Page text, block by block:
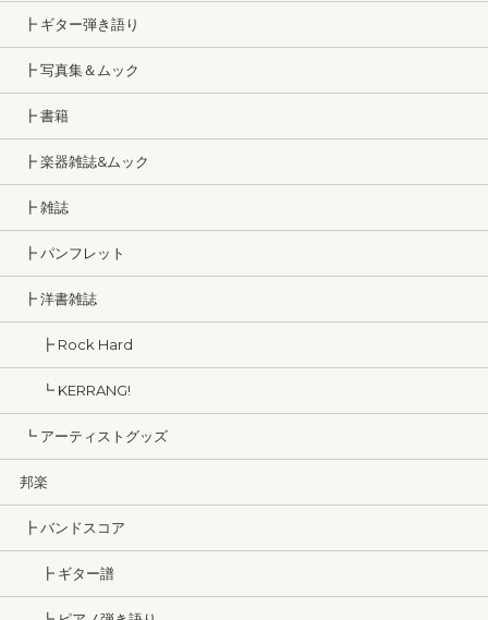
┣ ギター弾き語り
┣ 写真集＆ムック
┣ 書籍
┣ 楽器雑誌&ムック
┣ 雑誌
┣ パンフレット
┣ 洋書雑誌
┣ Rock Hard
┗ KERRANG!
┗ アーティストグッズ
邦楽
┣ バンドスコア
┣ ギター譜